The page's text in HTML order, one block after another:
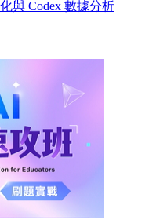
與 Codex 數據分析